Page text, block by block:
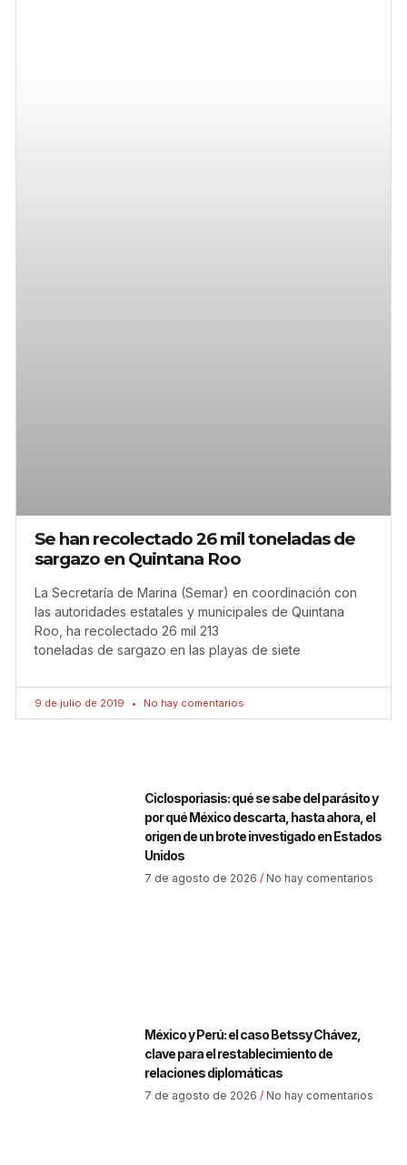
Se han recolectado 26 mil toneladas de
sargazo en Quintana Roo
La Secretaría de Marina (Semar) en coordinación con
las autoridades estatales y municipales de Quintana
Roo, ha recolectado 26 mil 213
toneladas de sargazo en las playas de siete
9 de julio de 2019 No hay comentarios
Ciclosporiasis: qué se sabe del parásito y
por qué México descarta, hasta ahora, el
origen de un brote investigado en Estados
Unidos
7 de agosto de 2026 No hay comentarios
México y Perú: el caso Betssy Chávez,
clave para el restablecimiento de
relaciones diplomáticas
7 de agosto de 2026 No hay comentarios